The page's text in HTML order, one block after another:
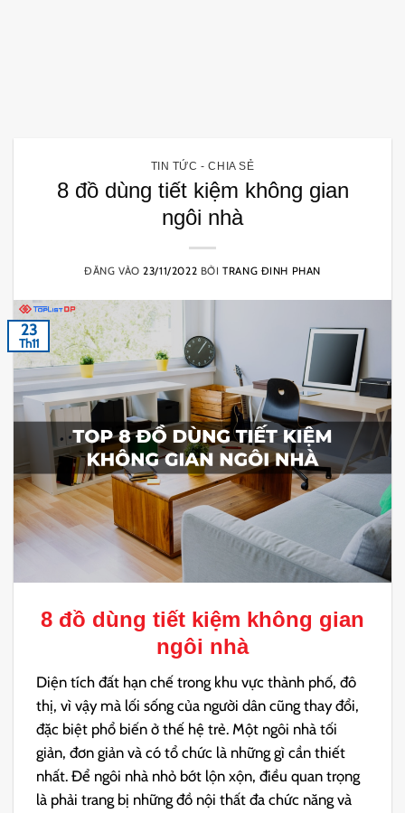
TIN TỨC - CHIA SẺ
8 đồ dùng tiết kiệm không gian
ngôi nhà
ĐĂNG VÀO23/11/2022 BỞITRANG ĐINH PHAN
23
Th11
8 đồ dùng tiết kiệm không gian
ngôi nhà
Diện tích đất hạn chế trong khu vực thành phố, đô
thị, vì vậy mà lối sống của người dân cũng thay đổi,
đặc biệt phổ biến ở thế hệ trẻ. Một ngôi nhà tối
giản, đơn giản và có tổ chức là những gì cần thiết
nhất. Để ngôi nhà nhỏ bớt lộn xộn, điều quan trọng
là phải trang bị những đồ nội thất đa chức năng và